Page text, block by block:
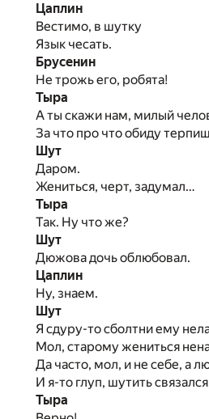
Цаплин
Вестимо, в шутку
Язык чесать.
Брусенин
Не трожь его, робята!
Тыра
А ты скажи нам, милый
За что про что обиду
Шут
Даром.
Жениться, черт, задумал…
Тыра
Так. Ну что же?
Шут
Дюжова дочь облюбовал.
Цаплин
Ну, знаем.
Шут
Я сдуру-то сболтни ему
Мол, старому жениться
Да часто, мол, и не себе, а
И я-то глуп, шутить
Тыра